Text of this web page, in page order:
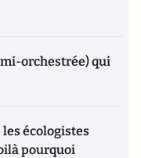
orchestrée) qui
les écologistes
pourquoi